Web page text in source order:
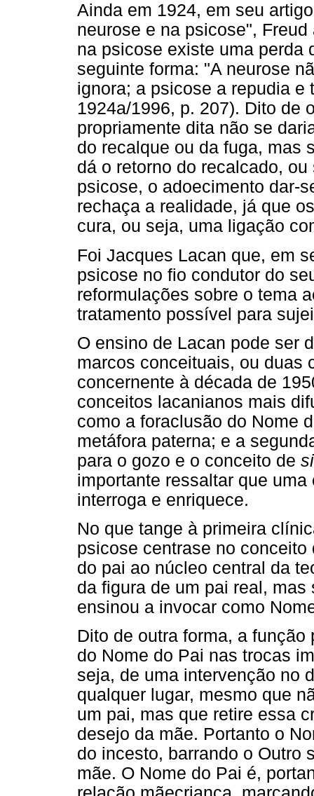
Ainda em 1924, em seu
neurose e na psicose",
na psicose existe uma perda
seguinte forma: "A neurose
ignora; a psicose a repudia e
1924a/1996, p. 207). Dito de
propriamente dita não se
do recalque ou da fuga, mas
dá o retorno do recalcado,
psicose, o adoecimento dar-
rechaça a realidade, já que
cura, ou seja, uma ligação
Foi Jacques Lacan que, em
psicose no fio condutor do
reformulações sobre o tema
tratamento possível para
O ensino de Lacan pode ser
marcos conceituais, ou duas
concernente à década de
conceitos lacanianos mais
como a foraclusão do Nome
metáfora paterna; e a
para o gozo e o conceito de
importante ressaltar que
interroga e enriquece.
No que tange à primeira
psicose centrase no
do pai ao núcleo central da
da figura de um pai real,
ensinou a invocar como
Dito de outra forma, a
do Nome do Pai nas trocas
seja, de uma intervenção no
qualquer lugar, mesmo que
um pai, mas que retire essa
desejo da mãe. Portanto o
do incesto, barrando o Outro
mãe. O Nome do Pai é,